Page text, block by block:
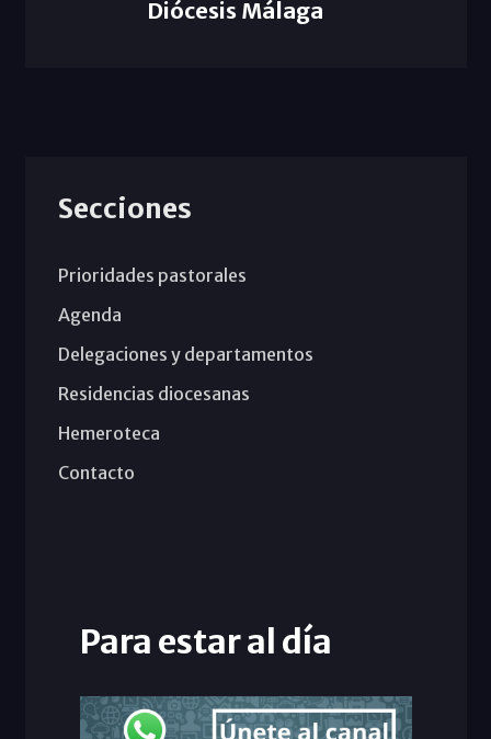
Diócesis Málaga
Secciones
Prioridades pastorales
Agenda
Delegaciones y departamentos
Residencias diocesanas
Hemeroteca
Contacto
Para estar al día